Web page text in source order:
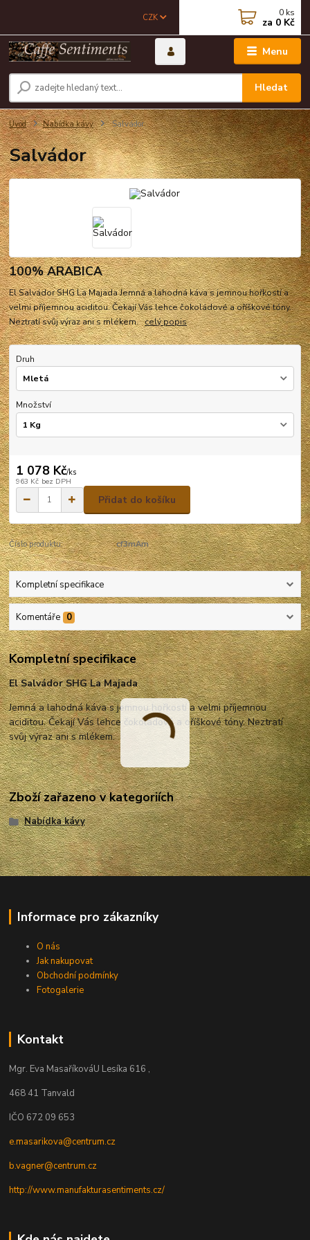
Menu
CZK
Hledat
0 ks
za 0 Kč
Úvod Nabídka kávy Salvádor
Salvádor
100% ARABICA
El Salvádor SHG La Majada Jemná a lahodná káva s jemnou hořkostí a
velmi příjemnou aciditou. Čekají Vás lehce čokoládové a oříškové tóny.
Neztratí svůj výraz ani s mlékem.celý popis
Druh
Množství
1 078 Kč/ks
963 Kč bez DPH
Přidat do košíku
Číslo produktu: cf3mAm
Kompletní specifikace
Komentáře 0
Kompletní specifikace
El Salvádor SHG La Majada
Jemná a lahodná káva s jemnou hořkostí a velmi příjemnou
aciditou. Čekají Vás lehce čokoládové a oříškové tóny. Neztratí
svůj výraz ani s mlékem.
Zboží zařazeno v kategoriích
Nabídka kávy
Informace pro zákazníky
O nás
Jak nakupovat
Obchodní podmínky
Fotogalerie
Kontakt
Mgr. Eva MasaříkováU Lesíka 616 ,
468 41 Tanvald
IČO 672 09 653
e.masarikova@centrum.cz
b.vagner@centrum.cz
http://www.manufakturasentiments.cz/